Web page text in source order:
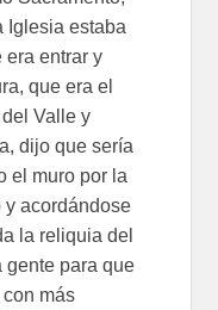
Iglesia estaba
era entrar y
que era el
Valle y
dijo que sería
el muro por la
y acordándose
la reliquia del
gente para que
más